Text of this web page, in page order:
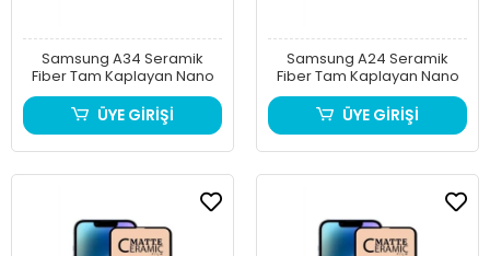
Samsung A34 Seramik
Fiber Tam Kaplayan Nano
ÜYE GİRİŞİ
Samsung A24 Seramik
Fiber Tam Kaplayan Nano
ÜYE GİRİŞİ